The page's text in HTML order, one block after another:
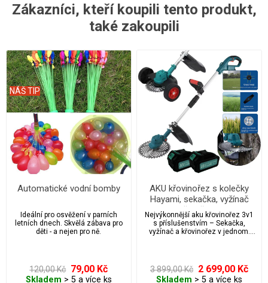
Zákazníci, kteří koupili tento produkt,
také zakoupili
NÁŠ TIP
Automatické vodní bomby
Ideální pro osvěžení v parních
letních dnech. Skvělá zábava pro
děti - a nejen pro ně.
120,00 Kč 79,00 Kč
Skladem > 5 a více ks
AKU křovinořez s kolečky
Hayami, sekačka, vyžínač
3v1 s příslušenstvím a
displejem - 2x baterie 88V +
1x žací struna + 1x žací
Nejvýkonnější aku křovinořez 3v1
s příslušenstvím – Sekačka,
vyžínač a křovinořez v jednom.
baterie v balení. Lehký a vhodný i
pro ženy a seniory. Ideální volba
3 899,00 Kč 2 699,00 Kč
Skladem > 5 a více ks